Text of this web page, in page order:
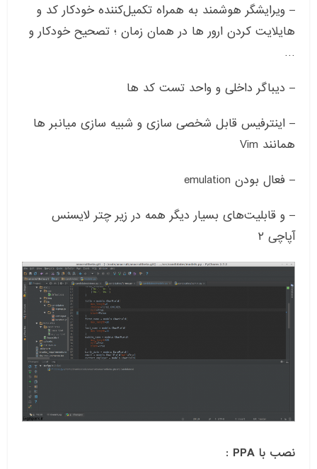
– ویرایشگر هوشمند به همراه تکمیل‌کننده خودکار کد و
هایلایت کردن ارور ها در همان زمان ؛ تصحیح خودکار و
…
– دیباگر داخلی و واحد تست کد ها
–اینترفیس قابل شخصی سازی و شبیه سازی میانبر ها
همانند Vim
–فعال بودن emulation
– و قابلیت‌های بسیار دیگر همه در زیر چتر لایسنس
آپاچی ۲
نصب باPPA :